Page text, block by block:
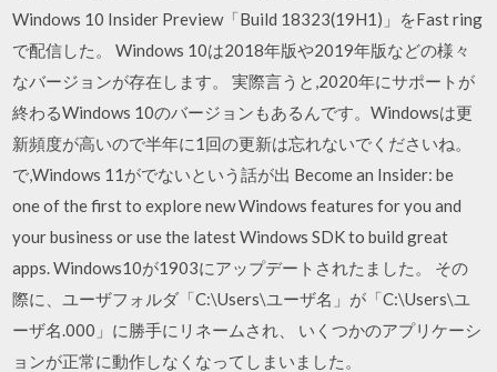
Windows 10 Insider Preview「Build 18323(19H1)」をFast ring
で配信した。 Windows 10は2018年版や2019年版などの様々
なバージョンが存在します。 実際言うと,2020年にサポートが
終わるWindows 10のバージョンもあるんです。Windowsは更
新頻度が高いので半年に1回の更新は忘れないでくださいね。
で,Windows 11がでないという話が出 Become an Insider: be
one of the first to explore new Windows features for you and
your business or use the latest Windows SDK to build great
apps. Windows10が1903にアップデートされたました。 その
際に、ユーザフォルダ「C:\Users\ユーザ名」が「C:\Users\ユ
ーザ名.000」に勝手にリネームされ、 いくつかのアプリケーシ
ョンが正常に動作しなくなってしまいました。